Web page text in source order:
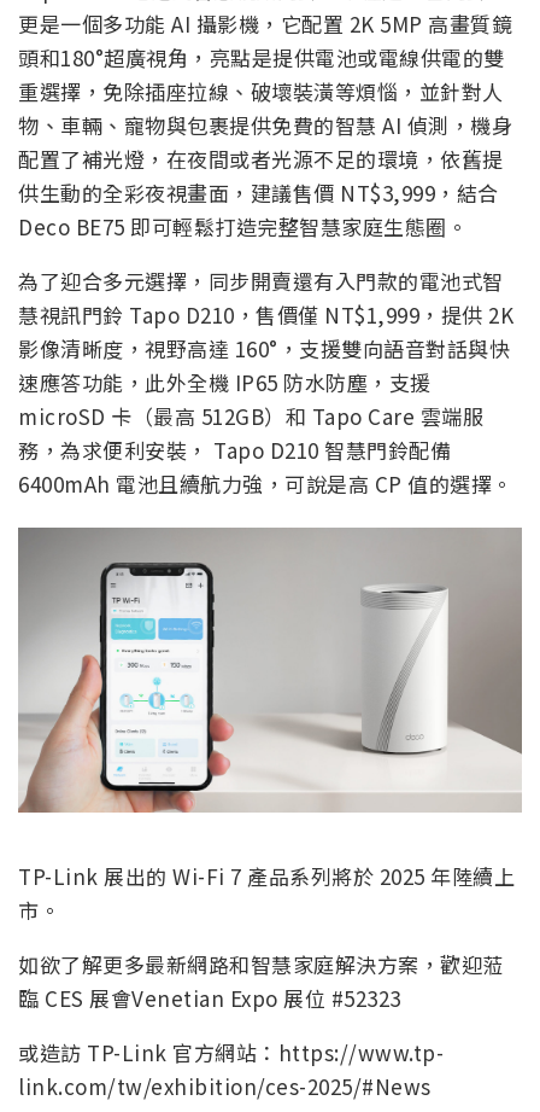
更是一個多功能 AI 攝影機，它配置 2K 5MP 高畫質鏡
頭和180°超廣視角，亮點是提供電池或電線供電的雙
重選擇，免除插座拉線、破壞裝潢等煩惱，並針對人
物、車輛、寵物與包裹提供免費的智慧 AI 偵測，機身
配置了補光燈，在夜間或者光源不足的環境，依舊提
供生動的全彩夜視畫面，建議售價 NT$3,999，結合
Deco BE75 即可輕鬆打造完整智慧家庭生態圈。
為了迎合多元選擇，同步開賣還有入門款的電池式智
慧視訊門鈴 Tapo D210，售價僅 NT$1,999，提供 2K
影像清晰度，視野高達 160°，支援雙向語音對話與快
速應答功能，此外全機 IP65 防水防塵，支援
microSD 卡（最高 512GB）和 Tapo Care 雲端服
務，為求便利安裝， Tapo D210 智慧門鈴配備
6400mAh 電池且續航力強，可說是高 CP 值的選擇。
TP-Link 展出的 Wi-Fi 7 產品系列將於 2025 年陸續上
市。
如欲了解更多最新網路和智慧家庭解決方案，歡迎蒞
臨 CES 展會Venetian Expo 展位 #52323
或造訪 TP-Link 官方網站： https://www.tp-
link.com/tw/exhibition/ces-2025/#News